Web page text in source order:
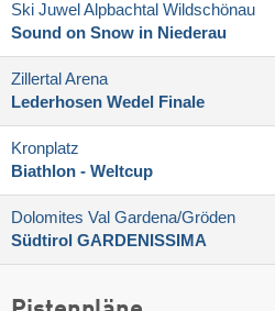
Ski Juwel Alpbachtal Wildschönau
Sound on Snow in Niederau
Zillertal Arena
Lederhosen Wedel Finale
Kronplatz
Biathlon - Weltcup
Dolomites Val Gardena/​Gröden
Südtirol GARDENISSIMA